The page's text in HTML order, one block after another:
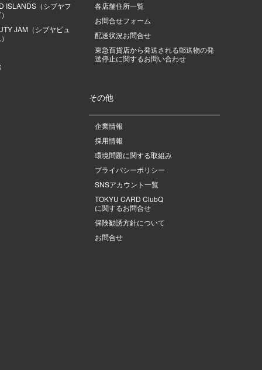
ISLANDS（シブヤフ
JAM（シブヤビュ
各店舗住所一覧
お問合せフォーム
配送状況お問合せ
東急百貨店から発送される郵送物の発
送停止に関するお問い合わせ
その他
企業情報
採用情報
環境問題に関する取組み
プライバシーポリシー
SNSアカウント一覧
TOKYU CARD ClubQ
に関するお問合せ
保険勧誘方針について
お問合せ